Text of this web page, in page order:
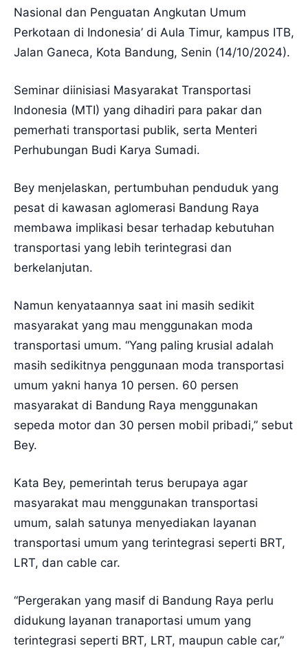
Nasional dan Penguatan Angkutan Umum
Perkotaan di Indonesia’ di Aula Timur, kampus ITB,
Jalan Ganeca, Kota Bandung, Senin (14/10/2024).
Seminar diinisiasi Masyarakat Transportasi
Indonesia (MTI) yang dihadiri para pakar dan
pemerhati transportasi publik, serta Menteri
Perhubungan Budi Karya Sumadi.
Bey menjelaskan, pertumbuhan penduduk yang
pesat di kawasan aglomerasi Bandung Raya
membawa implikasi besar terhadap kebutuhan
transportasi yang lebih terintegrasi dan
berkelanjutan.
Namun kenyataannya saat ini masih sedikit
masyarakat yang mau menggunakan moda
transportasi umum. “Yang paling krusial adalah
masih sedikitnya penggunaan moda transportasi
umum yakni hanya 10 persen. 60 persen
masyarakat di Bandung Raya menggunakan
sepeda motor dan 30 persen mobil pribadi,” sebut
Bey.
Kata Bey, pemerintah terus berupaya agar
masyarakat mau menggunakan transportasi
umum, salah satunya menyediakan layanan
transportasi umum yang terintegrasi seperti BRT,
LRT, dan cable car.
“Pergerakan yang masif di Bandung Raya perlu
didukung layanan tranaportasi umum yang
terintegrasi seperti BRT, LRT, maupun cable car,”